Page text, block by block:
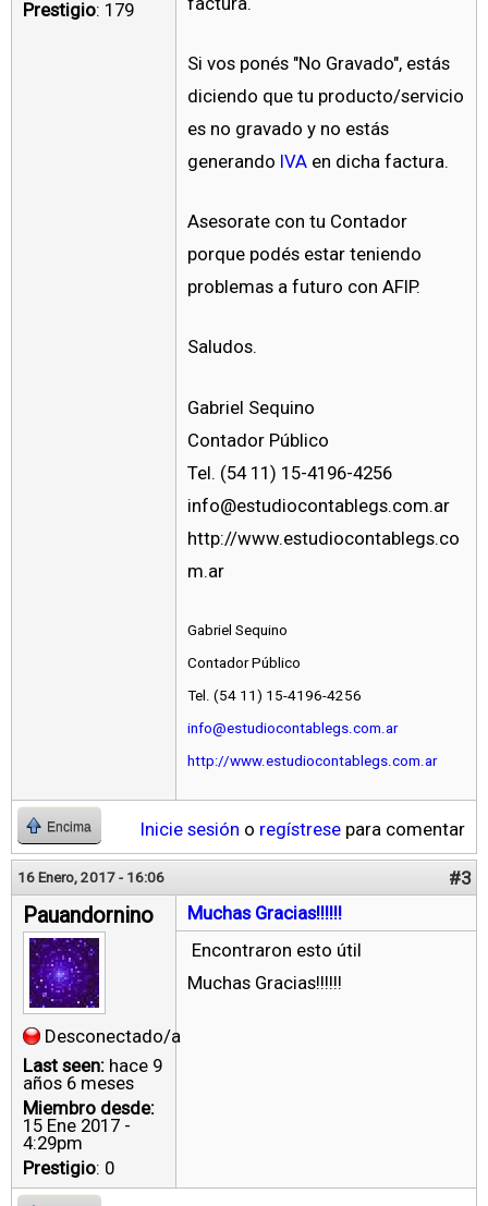
Prestigio: 179
Si vos ponés "No Gravado", estás
diciendo que tu producto/servicio
es no gravado y no estás
generando IVA en dicha factura.
Asesorate con tu Contador
porque podés estar teniendo
problemas a futuro con AFIP.
Saludos.
Gabriel Sequino
Contador Público
Tel. (54 11) 15-4196-4256
info@estudiocontablegs.com.ar
http://www.estudiocontablegs.co
m.ar
Gabriel Sequino
Contador Público
Tel. (54 11) 15-4196-4256
info@estudiocontablegs.com.ar
http://www.estudiocontablegs.com.ar
Encima Inicie sesión o regístrese para comentar
16 Enero, 2017 - 16:06 #3
Pauandornino
Desconectado/a
Last seen: hace 9
años 6 meses
Miembro desde:
15 Ene 2017 -
4:29pm
Prestigio: 0
Muchas Gracias!!!!!!
Encontraron esto útil
Muchas Gracias!!!!!!